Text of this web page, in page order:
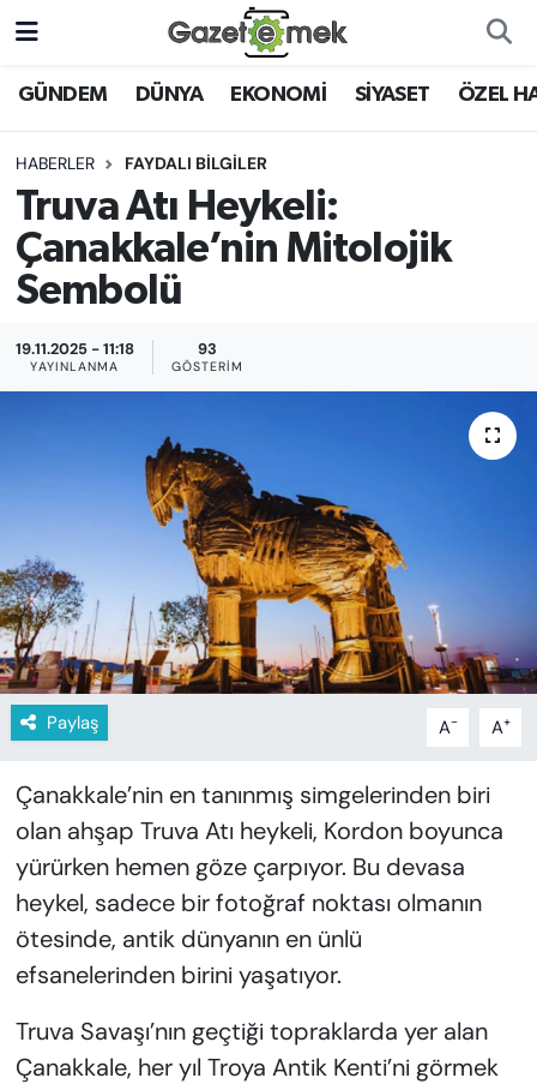
GÜNDEM DÜNYA EKONOMİ SİYASET ÖZEL
HABERLER FAYDALI BİLGİLER
Truva Atı Heykeli:
Çanakkale’nin Mitolojik
Sembolü
19.11.2025 - 11:18
YAYINLANMA
93
GÖSTERIM
Paylaş A- A+
Çanakkale’nin en tanınmış simgelerinden biri
olan ahşap Truva Atı heykeli, Kordon boyunca
yürürken hemen göze çarpıyor. Bu devasa
heykel, sadece bir fotoğraf noktası olmanın
ötesinde, antik dünyanın en ünlü
efsanelerinden birini yaşatıyor.
Truva Savaşı’nın geçtiği topraklarda yer alan
Çanakkale, her yıl Troya Antik Kenti’ni görmek
DÜNYA
EKONOMİ
EMEK HABERLERİ
YENİ MEDYADA EMEK
GAZETECİLİĞİNİ GELİŞTİRMEK
FAYDALI BİLGİLER
SAĞLIK
SPOR
KÜLTÜR-SANAT
MAGAZİN
ÖZEL HABER
YAZAR KÖŞESİ
SİYASET
VAN VE DİYARBAKIR HABERLERİ
Nöbetçi Eczaneler
Hava Durumu
İstanbul Namaz Vakitleri
Trafik Durumu
Süper Lig Puan Durumu ve Fikstür
Tüm Manşetler
Son Dakika Haberleri
Haber Arşivi